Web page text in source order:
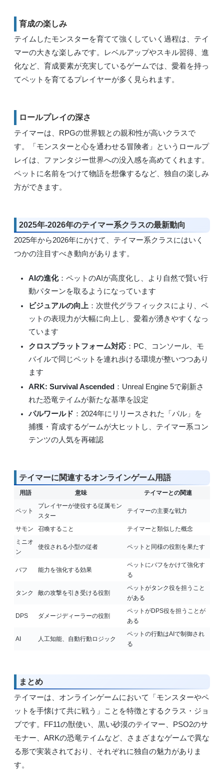
育成の楽しみ
テイムしたモンスターを育てて強くしていく過程は、テイ
マーの大きな楽しみです。レベルアップやスキル習得、進
化など、育成要素が充実しているゲームでは、愛着を持っ
てペットを育てるプレイヤーが多く見られます。
ロールプレイの深さ
テイマーは、RPGの世界観との親和性が高いクラスで
す。「モンスターと心を通わせる冒険者」というロールプ
レイは、ファンタジー世界への没入感を高めてくれます。
ペットに名前をつけて物語を想像するなど、独自の楽しみ
方ができます。
2025年-2026年のテイマー系クラスの最新動向
2025年から2026年にかけて、テイマー系クラスにはいく
つかの注目すべき動向があります。
AIの進化：ペットのAIが高度化し、より自然で賢い行
動パターンを取るようになっています
ビジュアルの向上 ：次世代グラフィックスにより、ペ
ットの表現力が大幅に向上し、愛着が湧きやすくなっ
ています
クロスプラットフォーム対応：PC、コンソール、モ
バイルで同じペットを連れ歩ける環境が整いつつあり
ます
ARK: Survival Ascended：Unreal Engine 5で刷新さ
れた恐竜テイムが新たな基準を設定
パルワールド ：2024年にリリースされた「パル」を
捕獲・育成するゲームが大ヒットし、テイマー系コン
テンツの人気を再確認
テイマーに関連するオンラインゲーム用語
用語 意味 テイマーとの関連
ペット
プレイヤーが使役する従属モン
スター
テイマーの主要な戦力
サモン 召喚すること
テイマーと類似した概念
ミニオ
ン
使役される小型の従者 ペットと同様の役割を果たす
バフ 能力を強化する効果
ペットにバフをかけて強化す
る
タンク 敵の攻撃を引き受ける役割
ペットがタンク役を担うこと
がある
DPS ダメージディーラーの役割
ペットがDPS役を担うことが
ある
AI 人工知能、自動行動ロジック
ペットの行動はAIで制御され
る
まとめ
テイマーは、オンラインゲームにおいて「モンスターやペ
ットを手懐けて共に戦う」ことを特徴とするクラス・ジョ
ブです。FF11の獣使い、黒い砂漠のテイマー、PSO2のサ
モナー、ARKの恐竜テイムなど、さまざまなゲームで異な
る形で実装されており、それぞれに独自の魅力がありま
す。